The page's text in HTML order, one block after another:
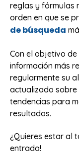
reglas y fórmulas
orden en que se
de búsqueda
Con el objetivo
información más
regularmente su
actualizado sobre
tendencias para
resultados.
¿Quieres estar al
entrada!